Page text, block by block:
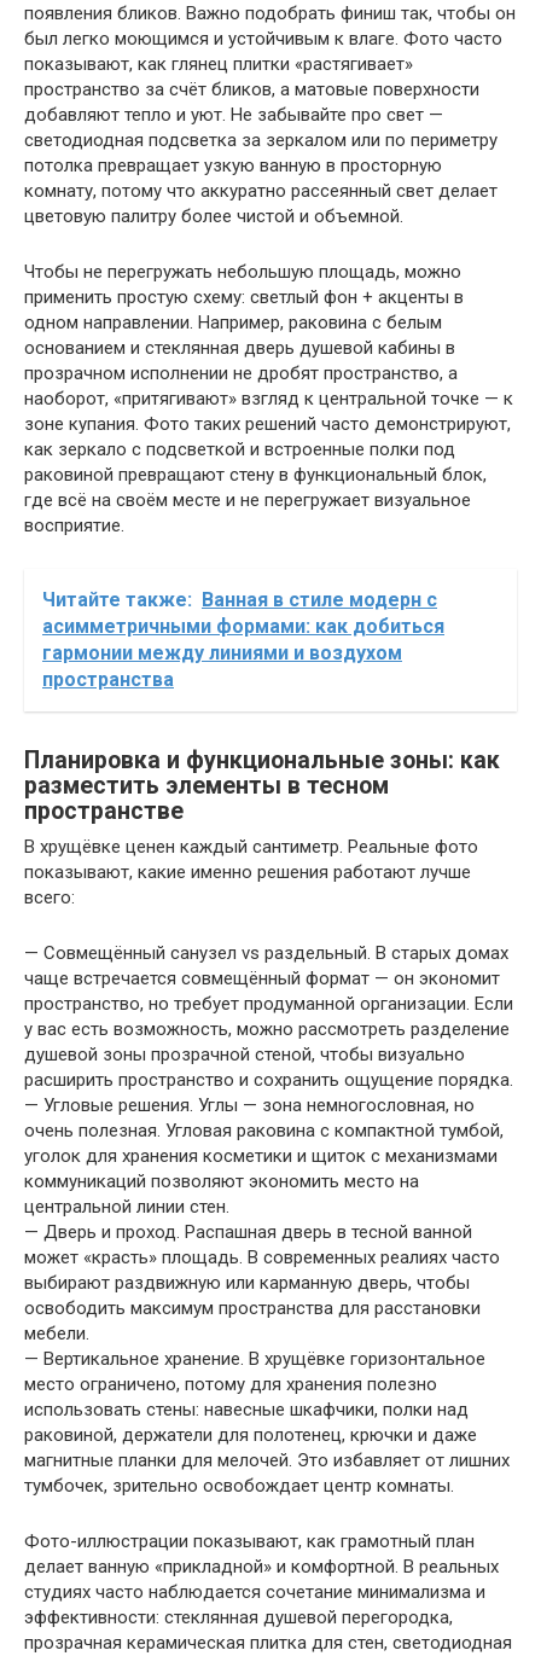
появления бликов. Важно подобрать финиш так, чтобы он
был легко моющимся и устойчивым к влаге. Фото часто
показывают, как глянец плитки «растягивает»
пространство за счёт бликов, а матовые поверхности
добавляют тепло и уют. Не забывайте про свет —
светодиодная подсветка за зеркалом или по периметру
потолка превращает узкую ванную в просторную
комнату, потому что аккуратно рассеянный свет делает
цветовую палитру более чистой и объемной.
Чтобы не перегружать небольшую площадь, можно
применить простую схему: светлый фон + акценты в
одном направлении. Например, раковина с белым
основанием и стеклянная дверь душевой кабины в
прозрачном исполнении не дробят пространство, а
наоборот, «притягивают» взгляд к центральной точке — к
зоне купания. Фото таких решений часто демонстрируют,
как зеркало с подсветкой и встроенные полки под
раковиной превращают стену в функциональный блок,
где всё на своём месте и не перегружает визуальное
восприятие.
Читайте также:
Ванная в стиле модерн с
асимметричными формами: как добиться
гармонии между линиями и воздухом
пространства
Планировка и функциональные зоны: как
разместить элементы в тесном
пространстве
В хрущёвке ценен каждый сантиметр. Реальные фото
показывают, какие именно решения работают лучше
всего:
— Совмещённый санузел vs раздельный. В старых домах
чаще встречается совмещённый формат — он экономит
пространство, но требует продуманной организации. Если
у вас есть возможность, можно рассмотреть разделение
душевой зоны прозрачной стеной, чтобы визуально
расширить пространство и сохранить ощущение порядка.
— Угловые решения. Углы — зона немногословная, но
очень полезная. Угловая раковина с компактной тумбой,
уголок для хранения косметики и щиток с механизмами
коммуникаций позволяют экономить место на
центральной линии стен.
— Дверь и проход. Распашная дверь в тесной ванной
может «красть» площадь. В современных реалиях часто
выбирают раздвижную или карманную дверь, чтобы
освободить максимум пространства для расстановки
мебели.
— Вертикальное хранение. В хрущёвке горизонтальное
место ограничено, потому для хранения полезно
использовать стены: навесные шкафчики, полки над
раковиной, держатели для полотенец, крючки и даже
магнитные планки для мелочей. Это избавляет от лишних
тумбочек, зрительно освобождает центр комнаты.
Фото-иллюстрации показывают, как грамотный план
делает ванную «прикладной» и комфортной. В реальных
студиях часто наблюдается сочетание минимализма и
эффективности: стеклянная душевой перегородка,
прозрачная керамическая плитка для стен, светодиодная